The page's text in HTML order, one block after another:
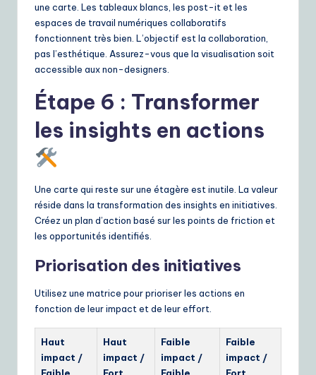
une carte. Les tableaux blancs, les post-it et les
espaces de travail numériques collaboratifs
fonctionnent très bien. L’objectif est la collaboration,
pas l’esthétique. Assurez-vous que la visualisation soit
accessible aux non-designers.
Étape 6 : Transformer
les insights en actions
Une carte qui reste sur une étagère est inutile. La valeur
réside dans la transformation des insights en initiatives.
Créez un plan d’action basé sur les points de friction et
les opportunités identifiés.
Priorisation des initiatives
Utilisez une matrice pour prioriser les actions en
fonction de leur impact et de leur effort.
Haut
impact /
Faible
Haut
impact /
Fort
Faible
impact /
Faible
Faible
impact /
Fort